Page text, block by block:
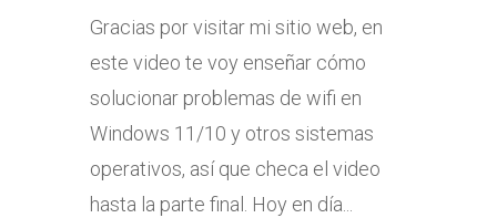
Gracias por visitar mi sitio web, en
este video te voy enseñar cómo
solucionar problemas de wifi en
Windows 11/10 y otros sistemas
operativos, así que checa el video
hasta la parte final. Hoy en día...